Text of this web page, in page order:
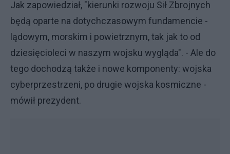
Jak zapowiedział, "kierunki rozwoju Sił Zbrojnych
będą oparte na dotychczasowym fundamencie -
lądowym, morskim i powietrznym, tak jak to od
dziesięcioleci w naszym wojsku wygląda". - Ale do
tego dochodzą także i nowe komponenty: wojska
cyberprzestrzeni, po drugie wojska kosmiczne -
mówił prezydent.